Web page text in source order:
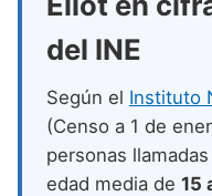
Nombres de
Nombres de
Nombres de
Nombres de
del INE
Según el Instituto
(Censo a 1 de
personas llamadas
edad media de 15